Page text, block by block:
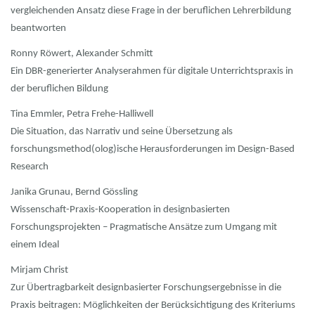
vergleichenden Ansatz diese Frage in der beruflichen Lehrerbildung
beantworten
Ronny Röwert, Alexander Schmitt
Ein DBR-generierter Analyserahmen für digitale Unterrichtspraxis in
der beruflichen Bildung
Tina Emmler, Petra Frehe-Halliwell
Die Situation, das Narrativ und seine Übersetzung als
forschungsmethod(olog)ische Herausforderungen im Design-Based
Research
Janika Grunau, Bernd Gössling
Wissenschaft-Praxis-Kooperation in designbasierten
Forschungsprojekten – Pragmatische Ansätze zum Umgang mit
einem Ideal
Mirjam Christ
Zur Übertragbarkeit designbasierter Forschungsergebnisse in die
Praxis beitragen: Möglichkeiten der Berücksichtigung des Kriteriums